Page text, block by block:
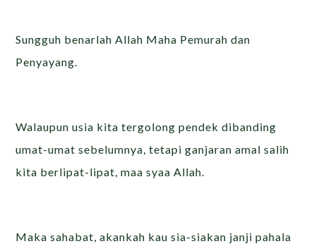
Sungguh benarlah Allah Maha Pemurah dan
Penyayang.
Walaupun usia kita tergolong pendek dibanding
umat-umat sebelumnya, tetapi ganjaran amal salih
kita berlipat-lipat, maa syaa Allah.
Maka sahabat, akankah kau sia-siakan janji pahala